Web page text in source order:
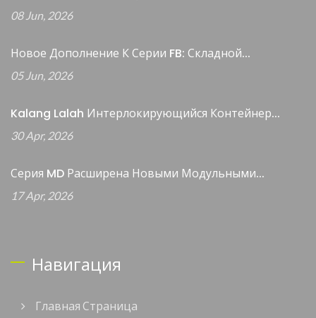
08 Jun, 2026
Новое Дополнение К Серии FB: Складной...
05 Jun, 2026
Kalang Lalah Интерлокирующийся Контейнер...
30 Apr, 2026
Серия MD Расширена Новыми Модульными...
17 Apr, 2026
Навигация
Главная Страница